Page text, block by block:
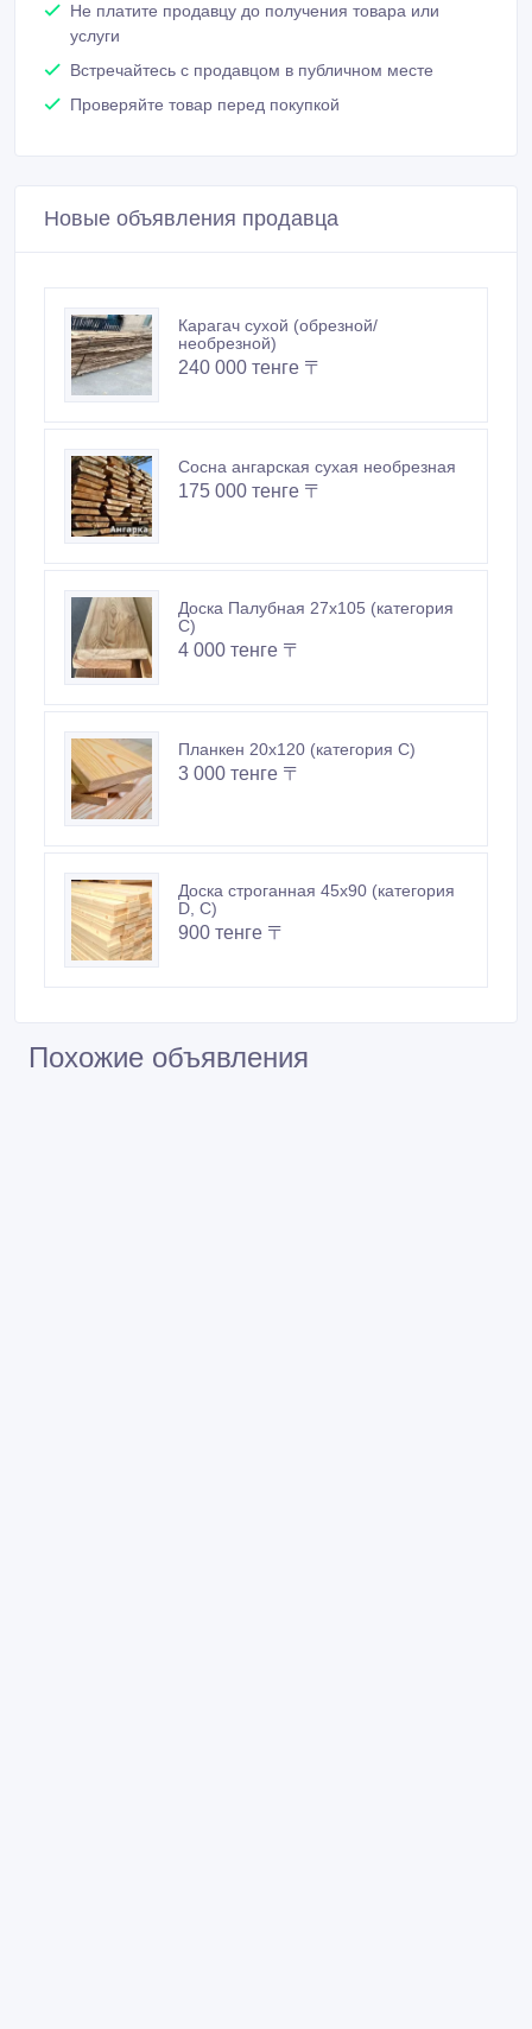
Не платите продавцу до получения товара или
услуги
Встречайтесь с продавцом в публичном месте
Проверяйте товар перед покупкой
Новые объявления продавца
Карагач сухой (обрезной/
необрезной)
240 000 тенге 〒
Сосна ангарская сухая необрезная
175 000 тенге 〒
Доска Палубная 27х105 (категория
С)
4 000 тенге 〒
Планкен 20х120 (категория С)
3 000 тенге 〒
Доска строганная 45х90 (категория
D, С)
900 тенге 〒
Похожие объявления